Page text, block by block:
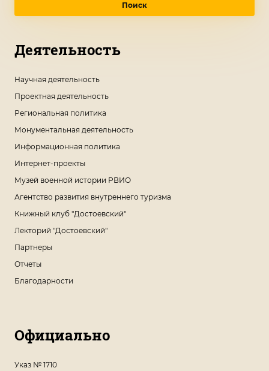
Поиск
Деятельность
Научная деятельность
Проектная деятельность
Региональная политика
Монументальная деятельность
Информационная политика
Интернет-проекты
Музей военной истории РВИО
Агентство развития внутреннего туризма
Книжный клуб "Достоевский"
Лекторий "Достоевский"
Партнеры
Отчеты
Благодарности
Официально
Указ № 1710